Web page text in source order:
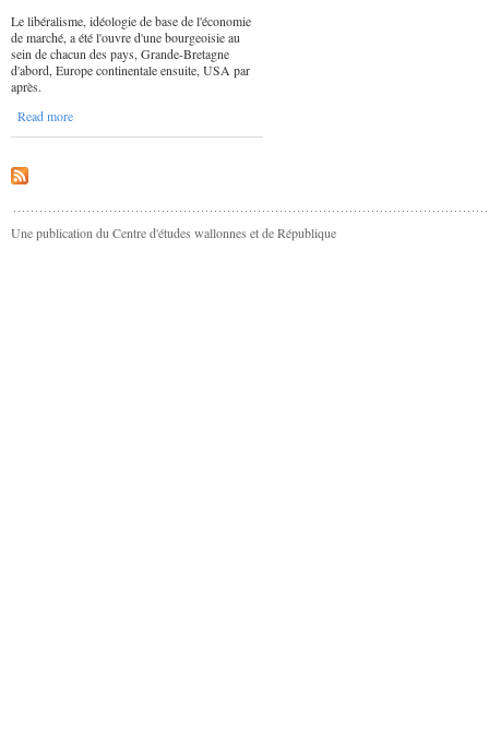
Le libéralisme, idéologie de base de l'économie
de marché, a été l'ouvre d'une bourgeoisie au
sein de chacun des pays, Grande-Bretagne
d'abord, Europe continentale ensuite, USA par
après.
Read more
Une publication du Centre d'études wallonnes et de République